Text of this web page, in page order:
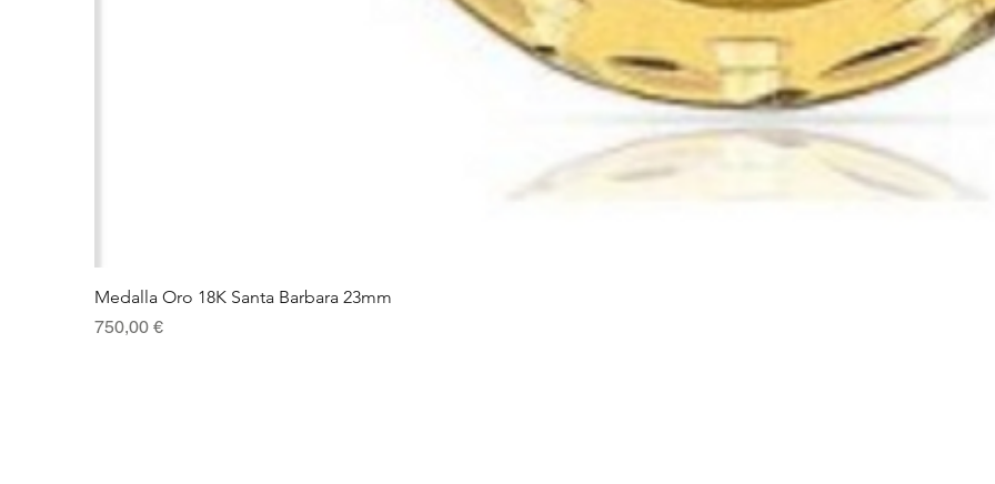
Medalla Oro 18K Santa Barbara 23mm
Precio
750,00 €